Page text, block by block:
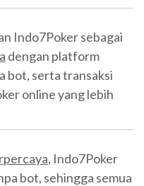
Indo7Poker sebagai
dengan platform
bot, serta transaksi
online yang lebih
, Indo7Poker
bot, sehingga semua